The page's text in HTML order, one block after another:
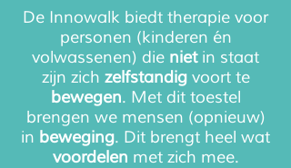
De Innowalk biedt therapie voor
personen (kinderen én
volwassenen) die nietin staat
zijn zich zelfstandigvoort te
bewegen. Met dit toestel
brengen we mensen (opnieuw)
in beweging. Dit brengt heel wat
voordelen met zich mee.